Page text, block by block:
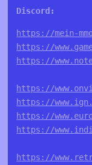
https://mein-
https://
https://
https://
https://
https://
https://
https://